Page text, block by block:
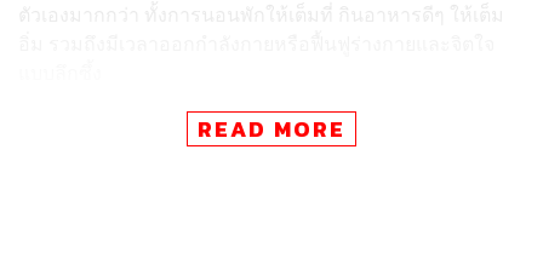
วันนี้เราจึงอยากพาทุกคนไปเที่ยวจังหวัดภูเก็ต และนอนพัก
READ MORE